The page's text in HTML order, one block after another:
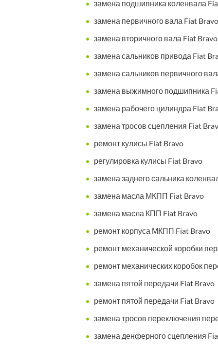
замена подшипника коленвала
замена первичного вала Fiat Bravo
замена вторичного вала Fiat Bravo
замена сальников привода Fiat
замена сальников первичного
замена выжимного подшипника
замена рабочего цилиндра Fiat
замена тросов сцепления Fiat
ремонт кулисы Fiat Bravo
регулировка кулисы Fiat Bravo
замена заднего сальника
замена масла МКПП Fiat Bravo
замена масла КПП Fiat Bravo
ремонт корпуса МКПП Fiat Bravo
ремонт механической коробки
ремонт механических коробок
замена пятой передачи Fiat Bravo
ремонт пятой передачи Fiat Bravo
замена тросов переключения
замена денферного сцепления